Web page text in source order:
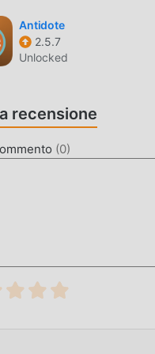
Antidote
2.5.7
Unlocked
recensione
(0)